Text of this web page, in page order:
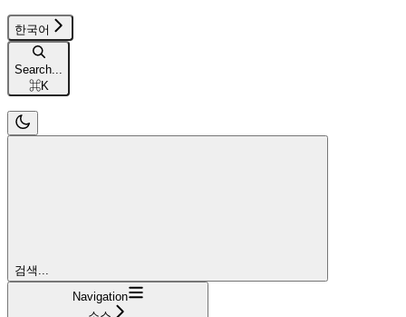
한국어
Search...
⌘K
검색...
Navigation